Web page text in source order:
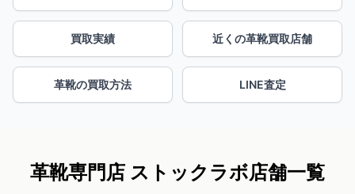
買取実績 近くの革靴買取店舗
革靴の買取方法 LINE査定
革靴専門店 ストックラボ店舗一覧